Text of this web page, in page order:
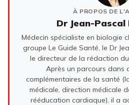
À PROPOS DE
Dr Jean-Pascal
Médecin spécialiste en biologie
groupe Le Guide Santé, le Dr
le directeur de la rédaction
Après un parcours dans
complémentaires de la santé
médicale, direction médicale
rééducation cardiaque), il a